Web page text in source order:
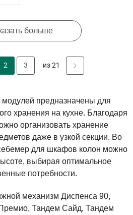
больше
2 3 из 21
предназначены для
хранения на кухне. Благодаря
организовать хранение
даже в узкой секции. Во
для шкафов колон можно
выбирая оптимальное
потребности.
механизм Диспенса 90,
Тандем Сайд, Тандем